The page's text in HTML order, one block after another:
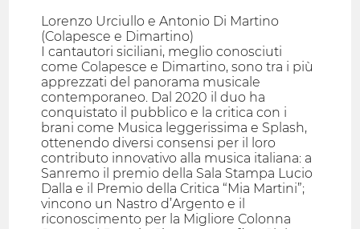
Lorenzo Urciullo e Antonio Di Martino
(Colapesce e Dimartino)
I cantautori siciliani, meglio conosciuti
come Colapesce e Dimartino, sono tra i più
apprezzati del panorama musicale
contemporaneo. Dal 2020 il duo ha
conquistato il pubblico e la critica con i
brani come Musica leggerissima e Splash,
ottenendo diversi consensi per il loro
contributo innovativo alla musica italiana: a
Sanremo il premio della Sala Stampa Lucio
Dalla e il Premio della Critica “Mia Martini”;
vincono un Nastro d’Argento e il
riconoscimento per la Migliore Colonna